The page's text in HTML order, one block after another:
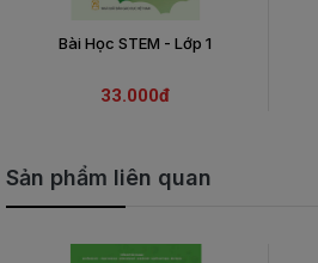
Bài Học STEM - Lớp 1
33.000đ
Sản phẩm liên quan